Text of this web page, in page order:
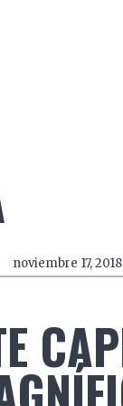
noviembre 17, 2018